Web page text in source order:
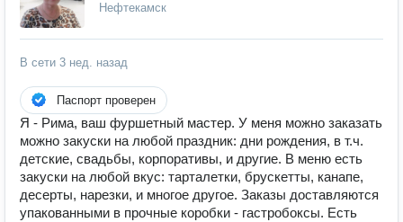
Нефтекамск
В сети 3 нед. назад
Паспорт проверен
Я - Рима, ваш фуршетный мастер. У меня можно заказать
можно закуски на любой праздник: дни рождения, в т.ч.
детские, свадьбы, корпоративы, и другие. В меню есть
закуски на любой вкус: тарталетки, брускетты, канапе,
десерты, нарезки, и многое другое. Заказы доставляются
упакованными в прочные коробки - гастробоксы. Есть